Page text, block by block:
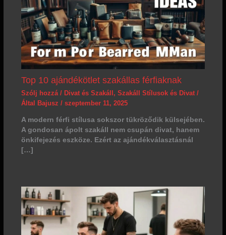
Top 10 ajándékötlet szakállas férfiaknak
Szólj hozzá / Divat és Szakáll , Szakáll Stílusok és Divat/
Által
Bajusz / szeptember 11, 2025
A modern férfi stílusa sokszor tükröződik külsejében.
A gondosan ápolt szakáll nem csupán divat, hanem
önkifejezés eszköze. Ezért az ajándékválasztásnál
[…]